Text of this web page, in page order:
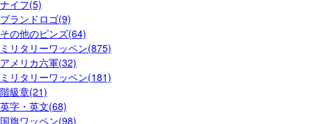
ナイフ(5)
ブランドロゴ(9)
その他のピンズ(64)
ミリタリーワッペン(875)
アメリカ六軍(32)
ミリタリーワッペン(181)
階級章(21)
英字・英文(68)
国旗ワッペン(98)